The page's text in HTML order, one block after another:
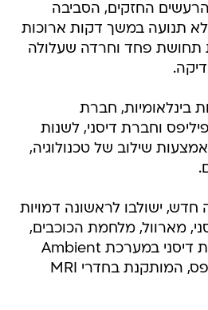
החזקים, הסביבה
תנועה במשך דקות ארוכות
תחושת פחד וחרדה שעלולה
בינלאומיות, חברת
וחברת דיסני, לשנות
שילוב של טכנולוגיה,
ישולבו לראשונה דמויות
מארוול, מלחמת הכוכבים,
מיקי ומיני מאוס ונסיכות דיסני במערכת Ambient
Experience של פיליפס, המותקנת בחדרי MRI